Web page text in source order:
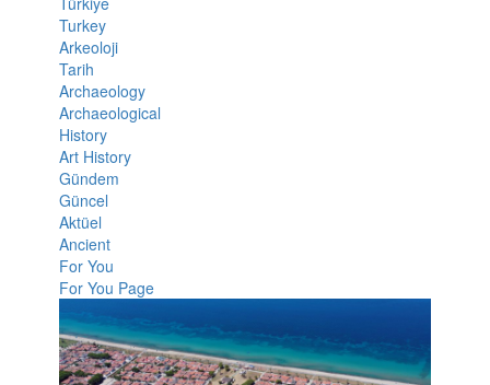
Turkey
Arkeoloji
Tarih
Archaeology
Archaeological
History
Art History
Gündem
Güncel
Aktüel
Ancient
For You
For You Page